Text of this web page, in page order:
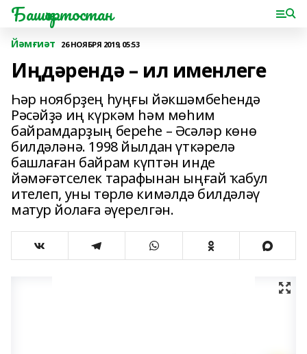
Башҡортостан
Йәмғиәт 26 НОЯБРЯ 2019, 05:53
Иңдәрендә – ил именлеге
Һәр ноябрҙең һуңғы йәкшәмбеһендә
Рәсәйҙә иң күркәм һәм мөһим
байрамдарҙың береһе – Әсәләр көнө
билдәләнә. 1998 йылдан үткәрелә
башлаған байрам күптән инде
йәмәғәтселек тарафынан ыңғай ҡабул
ителеп, уны төрлө кимәлдә билдәләү
матур йолаға әүерелгән.